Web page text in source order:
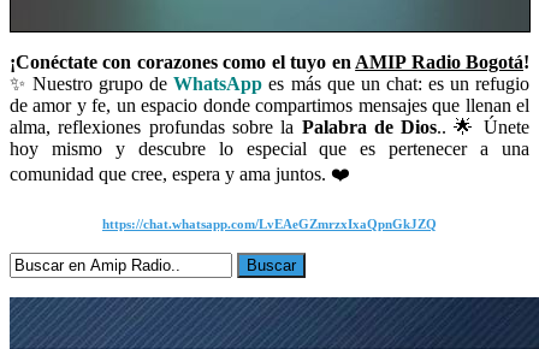
¡Conéctate con corazones como el tuyo en AMIP Radio Bogotá!
✨ Nuestro grupo deWhatsApp es más que un chat: es un refugio
de amor y fe, un espacio donde compartimos mensajes que llenan el
alma, reflexiones profundas sobre la Palabra de Dios.. 🌟 Únete
hoy mismo y descubre lo especial que es pertenecer a una
comunidad que cree, espera y ama juntos. ❤️
https://chat.whatsapp.com/LvEAeGZmrzxIxaQpnGkJZQ